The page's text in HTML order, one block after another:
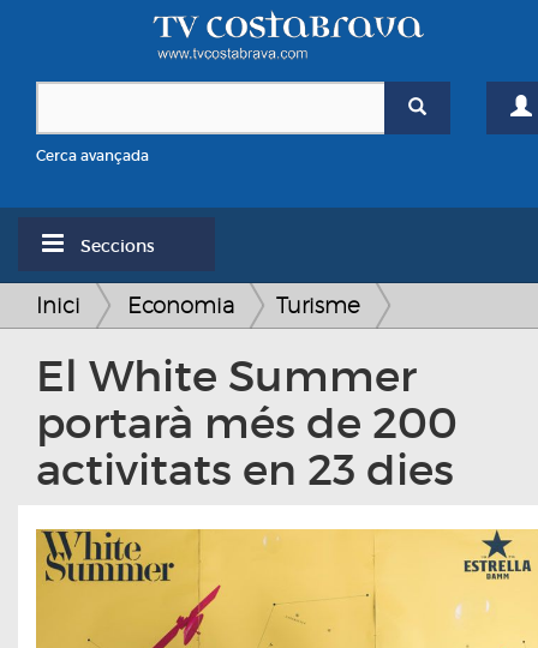
Cerca avançada
Seccions
Inici Economia Turisme
El White Summer
portarà més de 200
activitats en 23 dies